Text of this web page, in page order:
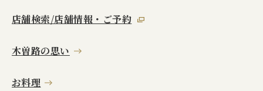
季節限定のお料理
店舗検索/店舗情報・ご予約
木曽路の思い
お料理